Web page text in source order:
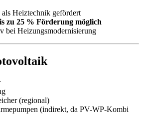
Heiztechnik gefördert
zu 25 % Förderung möglich
bei Heizungsmodernisierung
(regional)
(indirekt, da PV-WP-Kombi